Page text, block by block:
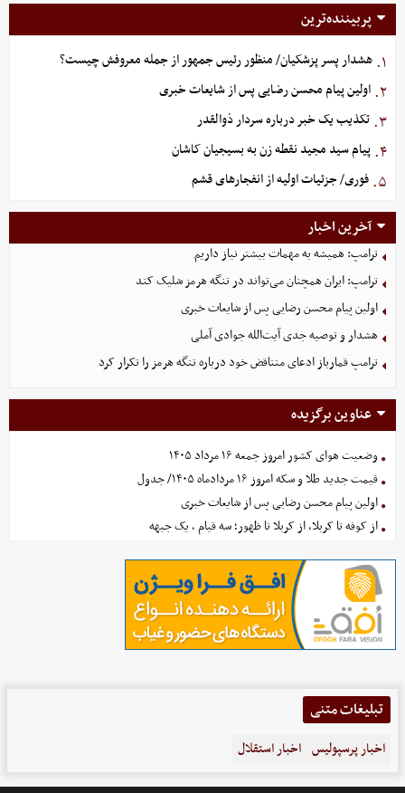
پربیننده‌ترین
۱. هشدار پسر پزشکیان/ منظور رئیس جمهور از جمله معروفش چیست؟
۲. اولین پیام محسن رضایی پس از شایعات خبری
۳. تکذیب یک خبر درباره سردار ذوالقدر
۴. پیام سید مجید نقطه زن به بسیجیان کاشان
۵. فوری/ جزئیات اولیه از انفجارهای قشم
آخرین اخبار
ترامپ: همیشه به مهمات بیشتر نیاز داریم
ترامپ: ایران همچنان می‌تواند در تنگه هرمز شلیک کند
اولین پیام محسن رضایی پس از شایعات خبری
هشدار و توصیه جدی آیت‌الله جوادی آملی
ترامپ قمارباز ادعای متناقض خود درباره تنگه هرمز را تکرار کرد
عناوین برگزیده
وضعیت هوای کشور امروز جمعه ۱۶ مرداد ۱۴۰۵
قیمت جدید طلا و سکه امروز ۱۶ مردادماه ۱۴۰۵/ جدول
اولین پیام محسن رضایی پس از شایعات خبری
از کوفه تا کربلا، از کربلا تا ظهور؛ سه قیام ، یک جبهه
تبلیغات متنی
اخبار پرسپولیس اخبار استقلال